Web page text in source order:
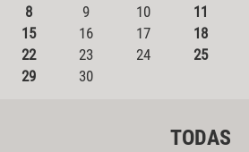
8
9 10 11
15
16 17 18
22
23 24 25
29
30
TODAS